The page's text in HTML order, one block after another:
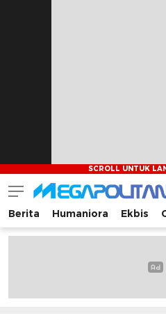
Megapolitan.co
Menyajikan berita-berita
Berita Humaniora Ekbis